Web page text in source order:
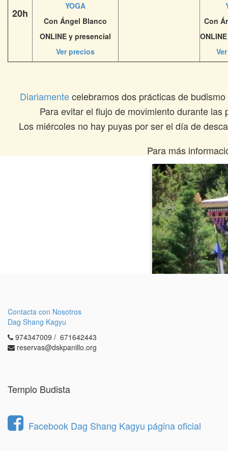
20h
YOGA
Con Ángel Blanco
ONLINE y presencial
Ver precios
Con
Diariamentecelebramos dos prácticas de
Para evitar el flujo de movimiento durante
Los miércoles no hay puyas por ser el día de
Para más
ACTIVIDADES DE ENTRADA
MÁS INFO
Contacta con Nosotros
Dag Shang Kagyu
974347009 / 671642443
reservas@dskpanillo.org
Templo Budista
Facebook Dag Shang Kagyu página oficial